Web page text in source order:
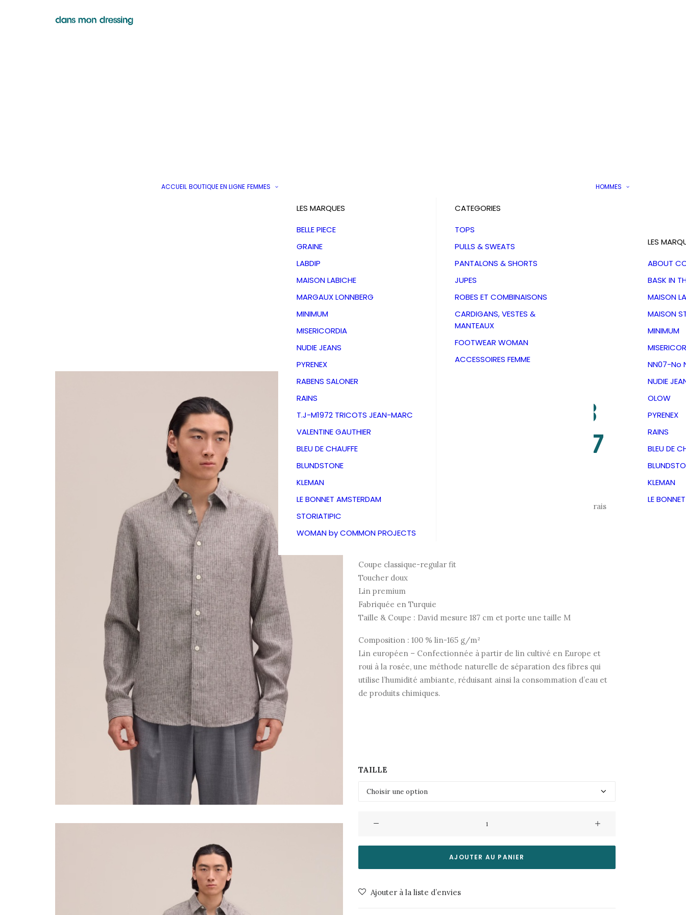
ACCUEIL BOUTIQUE EN LIGNE FEMMES
LES MARQUES
BELLE PIECE
GRAINE
LABDIP
MAISON LABICHE
MARGAUX LONNBERG
MINIMUM
MISERICORDIA
NUDIE JEANS
PYRENEX
RABENS SALONER
RAINS
T.J-M1972 TRICOTS JEAN-MARC
VALENTINE GAUTHIER
BLEU DE CHAUFFE
BLUNDSTONE
KLEMAN
LE BONNET AMSTERDAM
STORIATIPIC
WOMAN by COMMON PROJECTS
CATEGORIES
TOPS
PULLS & SWEATS
PANTALONS & SHORTS
JUPES
ROBES ET COMBINAISONS
CARDIGANS, VESTES &
MANTEAUX
FOOTWEAR WOMAN
ACCESSOIRES FEMME
HOMMES
LES
ABOUT
BASK IN
MAISON
MAISON
MINIMUM
NN07-No
NUDIE
OLOW
PYRENEX
RAINS
BLEU DE
KLEMAN
LE
Chemise Enzo 5728
711 Clay Stripe NN07
prix
Chemise rayée confectionnée dans un lin premium au toucher frais
Coupe classique-regular fit
Toucher doux
Lin premium
Fabriquée en Turquie
Taille & Coupe : David mesure 187 cm et porte une taille M
Composition : 100 % lin-165 g/m²
Lin européen – Confectionnée à partir de lin cultivé en Europe et
roui à la rosée, une méthode naturelle de séparation des fibres qui
utilise l’humidité ambiante, réduisant ainsi la consommation d’eau et
de produits chimiques.
TAILLE
Chemise
5728
Clay
AJOUTER AU PANIER
Ajouter à la liste d’envies